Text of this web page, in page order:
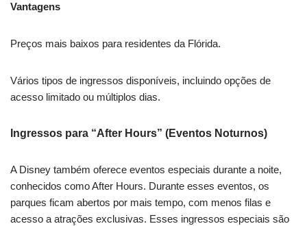
Vantagens
Preços mais baixos para residentes da Flórida.
Vários tipos de ingressos disponíveis, incluindo opções de
acesso limitado ou múltiplos dias.
Ingressos para “After Hours” (Eventos Noturnos)
A Disney também oferece eventos especiais durante a noite,
conhecidos como After Hours. Durante esses eventos, os
parques ficam abertos por mais tempo, com menos filas e
acesso a atrações exclusivas. Esses ingressos especiais são